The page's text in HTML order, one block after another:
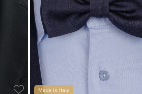
Made in Italy